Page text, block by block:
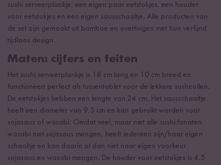
sushi serveerplankje, een eigen paar eetstokjes, een houder
voor eetstokjes en een eigen sausschaaltje. Alle producten van
de set zijn gemaakt uit bamboe en overtuigen met hun verfijnd
tijdloos design.
Maten: cijfers en feiten
Het sushi serveerplankje is 18 cm lang en 10 cm breed en
functioneert perfect als tussentablet voor de lekkere sushirollen.
De eetstokjes hebben een lengte van 24 cm. Het sausschaaltje
heeft een diameter van 9,5 cm en kan gebruikt worden voor
sojasaus of wasabi. Omdat veel, maar niet alle sushi-fanaten
wasabi met sojasaus mengen, heeft iedereen zijn/haar eigen
schaaltje en kan daarin al dan niet naar eigen voorkeur
sojasaus en wasabi mengen. De houder voor eetstokjes is 4,5